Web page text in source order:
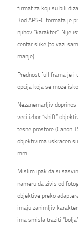
firmat za koji su bili
Kod APS-C formata je
njihov “karakter”. Nije
centar slike (to vazi
manje).
Prednost full frama je i
opcija koja se moze
Nezanemarljiv
veci izbor “shift”
tesne prostore (Canon
objektivima uskracen
mm.
Mislim ipak da si
nameru da zivis od
objektive preko
imaju zanimljiv
ima smisla traziti